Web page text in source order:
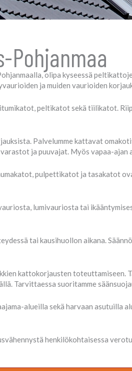
Pohjanmaa
olipa kyseessä
ja muiden vaurioiden
peltikatot sekä tiilikatot.
Palvelumme kattavat
ja puuvajat. Myös vapaa-
pulpettikatot ja tasakatot
lumivauriosta tai
tai kausihuollon aikana.
kattokorjausten toteuttamiseen.
Tarvittaessa suoritamme
alueilla sekä harvaan asutuilla
henkilökohtaisessa